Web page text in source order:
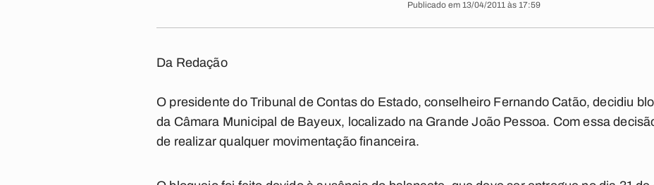
Publicado em 13/04/2011 às 17:59
Da Redação
O presidente do Tribunal de Contas do Estado, conselheiro Fernando Catão, decidiu
da Câmara Municipal de Bayeux, localizado na Grande João Pessoa. Com essa
de realizar qualquer movimentação financeira.